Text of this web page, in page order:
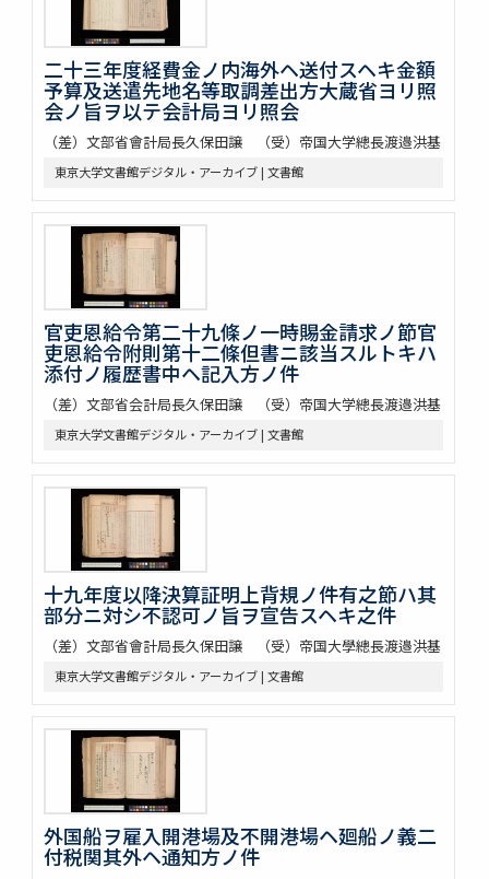
二十三年度経費金ノ内海外ヘ送付スヘキ金額
予算及送遣先地名等取調差出方大蔵省ヨリ照
会ノ旨ヲ以テ会計局ヨリ照会
（差）文部省會計局長久保田譲 （受）帝国大学總長渡邉洪基
東京大学文書館デジタル・アーカイブ | 文書館
官吏恩給令第二十九條ノ一時賜金請求ノ節官
吏恩給令附則第十二條但書ニ該当スルトキハ
添付ノ履歴書中ヘ記入方ノ件
（差）文部省会計局長久保田譲 （受）帝国大学總長渡邉洪基
東京大学文書館デジタル・アーカイブ | 文書館
十九年度以降決算証明上背規ノ件有之節ハ其
部分ニ対シ不認可ノ旨ヲ宣告スヘキ之件
（差）文部省會計局長久保田譲 （受）帝国大學總長渡邉洪基
東京大学文書館デジタル・アーカイブ | 文書館
外国船ヲ雇入開港場及不開港場ヘ廻船ノ義二
付税関其外ヘ通知方ノ件